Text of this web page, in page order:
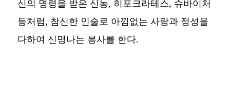
신의 명령을 받은 신농, 히포크라테스, 슈바이처
등처럼, 참신한 인술로 아낌없는 사랑과 정성을
다하여 신명나는 봉사를 한다.